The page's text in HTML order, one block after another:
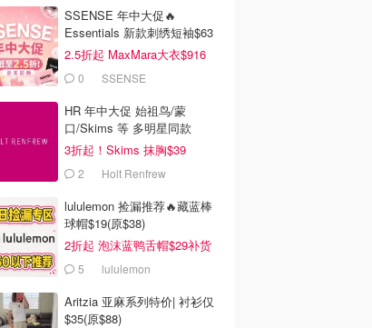
SSENSE 年中大促🔥
Essentials 新款刺绣短袖$63
2.5折起 MaxMara大衣$916
(原$2130)
0 SSENSE
HR 年中大促 始祖鸟/蒙
口/Skims 等 多明星同款
3折起！Skims 抹胸$39
2 Holt Renfrew
lululemon 捡漏推荐🔥藏蓝棒
球帽$19(原$38)
2折起 泡沫蓝鸭舌帽$29补货
5 lululemon
Aritzia 亚麻系列特价| 衬衫仅
$35(原$88)